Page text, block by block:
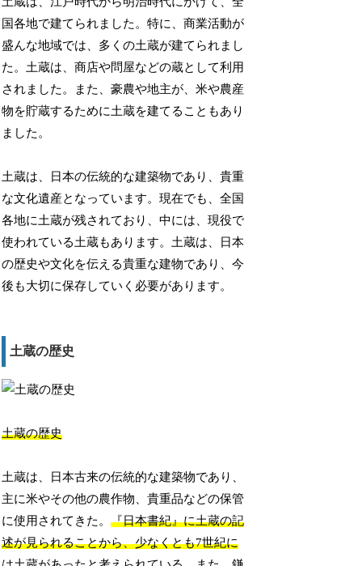
国各地で建てられました。特に、商業活動が
盛んな地域では、多くの土蔵が建てられまし
た。土蔵は、商店や問屋などの蔵として利用
されました。また、豪農や地主が、米や農産
物を貯蔵するために土蔵を建てることもあり
ました。
土蔵は、日本の伝統的な建築物であり、貴重
な文化遺産となっています。現在でも、全国
各地に土蔵が残されており、中には、現役で
使われている土蔵もあります。土蔵は、日本
の歴史や文化を伝える貴重な建物であり、今
後も大切に保存していく必要があります。
土蔵の歴史
土蔵の歴史
土蔵は、日本古来の伝統的な建築物であり、
主に米やその他の農作物、貴重品などの保管
に使用されてきた。『日本書紀』に土蔵の記
述が見られることから、少なくとも7世紀に